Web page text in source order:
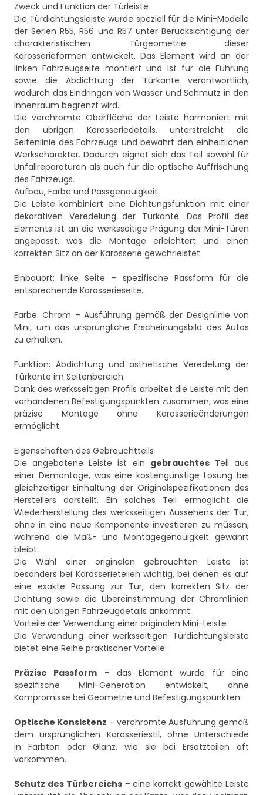
Zweck und Funktion der Türleiste
Die Türdichtungsleiste wurde speziell für die Mini-Modelle
der Serien R55, R56 und R57 unter Berücksichtigung der
charakteristischen Türgeometrie dieser
Karosserieformen entwickelt. Das Element wird an der
linken Fahrzeugseite montiert und ist für die Führung
sowie die Abdichtung der Türkante verantwortlich,
wodurch das Eindringen von Wasser und Schmutz in den
Innenraum begrenzt wird.
Die verchromte Oberfläche der Leiste harmoniert mit
den übrigen Karosseriedetails, unterstreicht die
Seitenlinie des Fahrzeugs und bewahrt den einheitlichen
Werkscharakter. Dadurch eignet sich das Teil sowohl für
Unfallreparaturen als auch für die optische Auffrischung
des Fahrzeugs.
Aufbau, Farbe und Passgenauigkeit
Die Leiste kombiniert eine Dichtungsfunktion mit einer
dekorativen Veredelung der Türkante. Das Profil des
Elements ist an die werksseitige Prägung der Mini-Türen
angepasst, was die Montage erleichtert und einen
korrekten Sitz an der Karosserie gewährleistet.
Einbauort: linke Seite – spezifische Passform für die
entsprechende Karosserieseite.
Farbe: Chrom – Ausführung gemäß der Designlinie von
Mini, um das ursprüngliche Erscheinungsbild des Autos
zu erhalten.
Funktion: Abdichtung und ästhetische Veredelung der
Türkante im Seitenbereich.
Dank des werksseitigen Profils arbeitet die Leiste mit den
vorhandenen Befestigungspunkten zusammen, was eine
präzise Montage ohne Karosserieänderungen
ermöglicht.
Eigenschaften des Gebrauchtteils
Die angebotene Leiste ist ein gebrauchtesTeil aus
einer Demontage, was eine kostengünstige Lösung bei
gleichzeitiger Einhaltung der Originalspezifikationen des
Herstellers darstellt. Ein solches Teil ermöglicht die
Wiederherstellung des werksseitigen Aussehens der Tür,
ohne in eine neue Komponente investieren zu müssen,
während die Maß- und Montagegenauigkeit gewahrt
bleibt.
Die Wahl einer originalen gebrauchten Leiste ist
besonders bei Karosserieteilen wichtig, bei denen es auf
eine exakte Passung zur Tür, den korrekten Sitz der
Dichtung sowie die Übereinstimmung der Chromlinien
mit den übrigen Fahrzeugdetails ankommt.
Vorteile der Verwendung einer originalen Mini-Leiste
Die Verwendung einer werksseitigen Türdichtungsleiste
bietet eine Reihe praktischer Vorteile:
Präzise Passform – das Element wurde für eine
spezifische Mini-Generation entwickelt, ohne
Kompromisse bei Geometrie und Befestigungspunkten.
Optische Konsistenz – verchromte Ausführung gemäß
dem ursprünglichen Karosseriestil, ohne Unterschiede
in Farbton oder Glanz, wie sie bei Ersatzteilen oft
vorkommen.
Schutz des Türbereichs– eine korrekt gewählte Leiste